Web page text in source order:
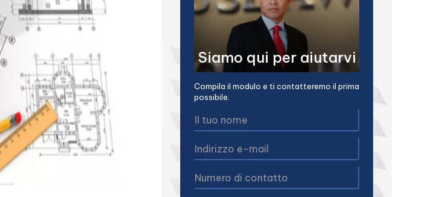
Siamo qui per aiutarvi
Compila il modulo e ti contatteremo il prima
possibile.